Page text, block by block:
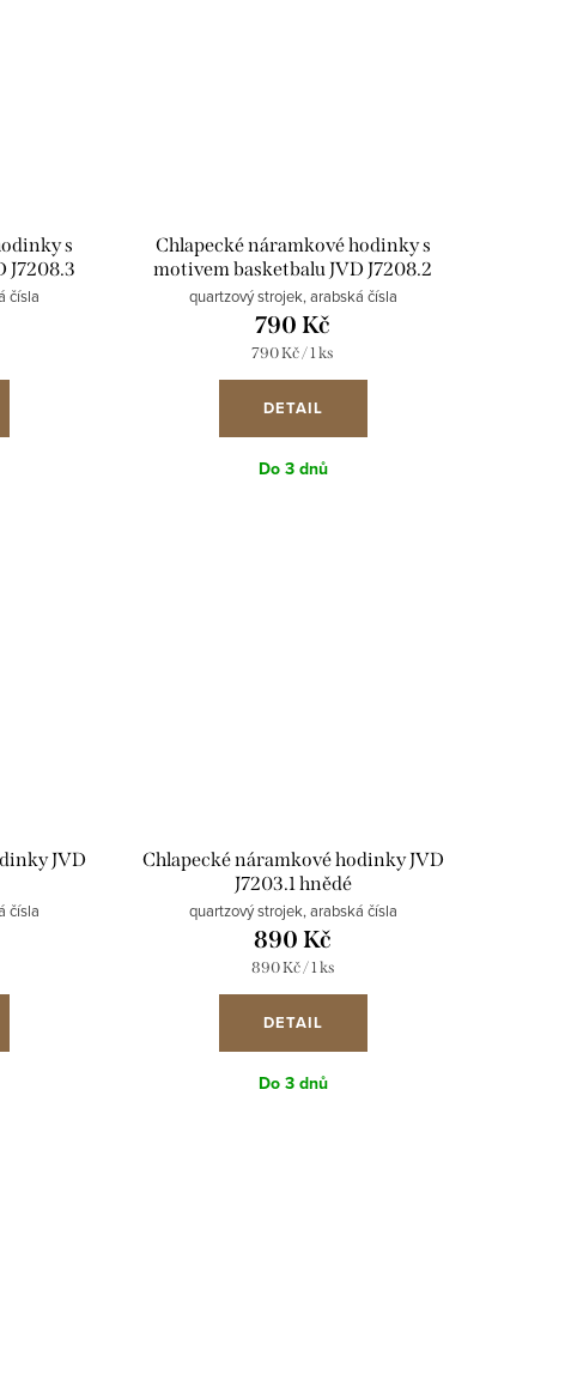
s
J7208.3
čísla
Chlapecké náramkové hodinky s
motivem basketbalu JVD J7208.2
modré
quartzový strojek, arabská čísla
790 Kč
Měrná
cena:
790 Kč / 1 ks
DETAIL
Do 3 dnů
JVD
čísla
Chlapecké náramkové hodinky JVD
J7203.1 hnědé
quartzový strojek, arabská čísla
890 Kč
Měrná
890 Kč / 1 ks
DETAIL
Do 3 dnů